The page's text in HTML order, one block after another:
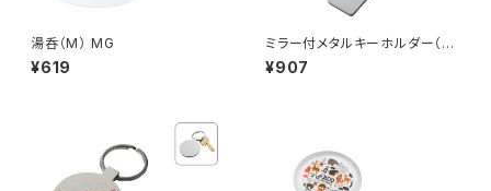
湯呑（M） MG
¥619
ミラー付メタルキーホルダー（ス
¥907